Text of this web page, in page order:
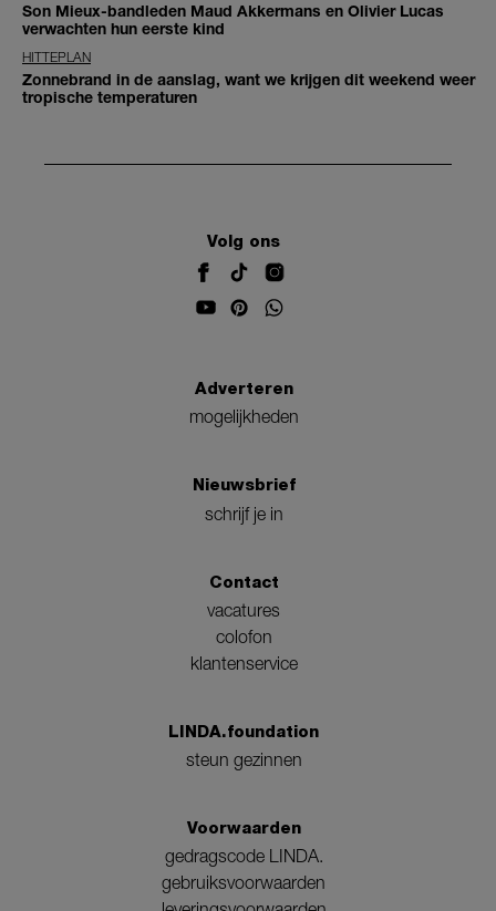
Son Mieux-bandleden Maud Akkermans en Olivier Lucas
verwachten hun eerste kind
HITTEPLAN
Zonnebrand in de aanslag, want we krijgen dit weekend weer
tropische temperaturen
Volg ons
Adverteren
mogelijkheden
Nieuwsbrief
schrijf je in
Contact
vacatures
colofon
klantenservice
LINDA.foundation
steun gezinnen
Voorwaarden
gedragscode LINDA.
gebruiksvoorwaarden